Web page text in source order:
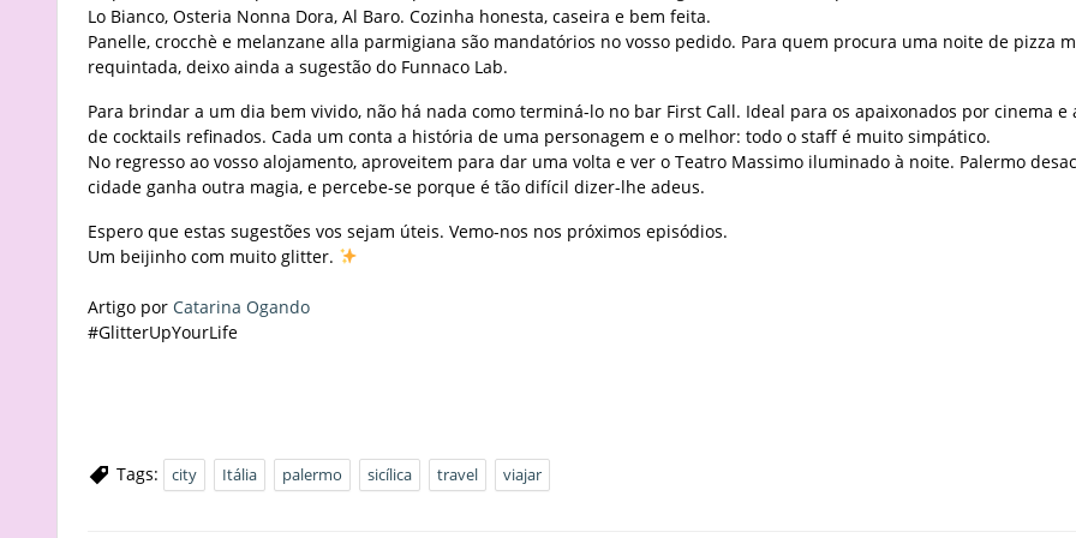
Lo Bianco, Osteria Nonna Dora, Al Baro. Cozinha honesta, caseira e bem feita.
Panelle, crocchè e melanzane alla parmigiana são mandatórios no vosso pedido. Para quem procura uma noite de pizza
requintada, deixo ainda a sugestão do Funnaco Lab.
Para brindar a um dia bem vivido, não há nada como terminá-lo no bar First Call. Ideal para os apaixonados por cinema e
de cocktails refinados. Cada um conta a história de uma personagem e o melhor: todo o staff é muito simpático.
No regresso ao vosso alojamento, aproveitem para dar uma volta e ver o Teatro Massimo iluminado à noite. Palermo
cidade ganha outra magia, e percebe-se porque é tão difícil dizer-lhe adeus.
Espero que estas sugestões vos sejam úteis. Vemo-nos nos próximos episódios.
Um beijinho com muito glitter.
Artigo por Catarina Ogando
#GlitterUpYourLife
Tags: city Itália palermo sicílica travel viajar